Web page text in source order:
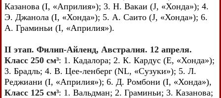
Казанова (I, «Априлия»); 3. Н. Вакаи (J, «Хонда»); 4.
Э. Джанола (I, «Хонда»); 5. А. Саито (J, «Хонда»); 6.
А. Граминьи (I, «Априлия»).
II этап. Филип-Айленд, Австралия. 12 апреля.
Класс 250 см³: 1. Кадалора; 2. К. Кардус (E, «Хонда»);
3. Брадль; 4. В. Цее-ленберг (NL, «Сузуки»); 5. Л.
Реджиани (I, «Априлия»); 6. Д. Ромбони (I, «Хонда»),
Класс 125 см³: 1. Вальдман; 2. Граминьи; 3. Казанова;